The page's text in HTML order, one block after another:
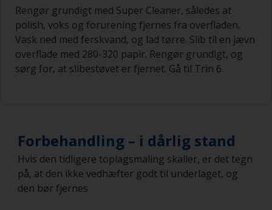
Rengør grundigt med Super Cleaner, således at
polish, voks og forurening fjernes fra overfladen.
Vask ned med ferskvand, og lad tørre. Slib til en jævn
overflade med 280-320 papir. Rengør grundigt, og
sørg for, at slibestøvet er fjernet. Gå til Trin 6.
Forbehandling – i dårlig stand
Hvis den tidligere toplagsmaling skaller, er det tegn
på, at den ikke vedhæfter godt til underlaget, og
den bør fjernes